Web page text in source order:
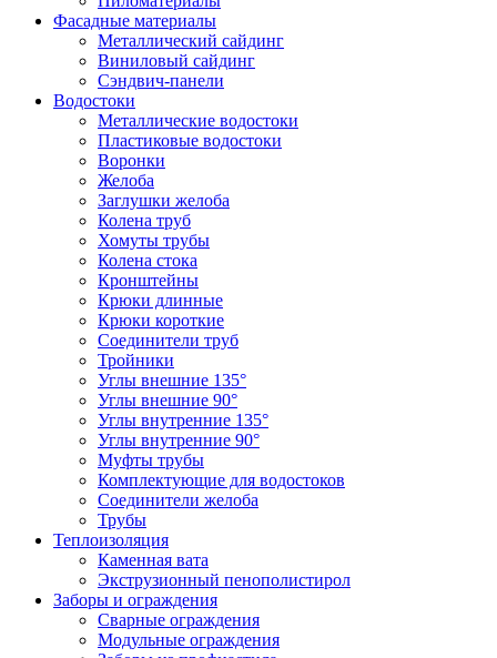
Фасадные материалы
Металлический сайдинг
Виниловый сайдинг
Сэндвич-панели
Водостоки
Металлические водостоки
Пластиковые водостоки
Воронки
Желоба
Заглушки желоба
Колена труб
Хомуты трубы
Колена стока
Кронштейны
Крюки длинные
Крюки короткие
Соединители труб
Тройники
Углы внешние 135°
Углы внешние 90°
Углы внутренние 135°
Углы внутренние 90°
Муфты трубы
Комплектующие для водостоков
Соединители желоба
Трубы
Теплоизоляция
Каменная вата
Экструзионный пенополистирол
Заборы и ограждения
Сварные ограждения
Модульные ограждения